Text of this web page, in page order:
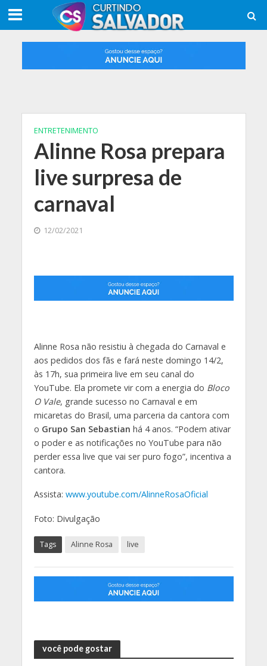
ENTRETENIMENTO
Alinne Rosa prepara
live surpresa de
carnaval
12/02/2021
Alinne Rosa não resistiu à chegada do Carnaval e
aos pedidos dos fãs e fará neste domingo 14/2,
às 17h, sua primeira live em seu canal do
YouTube. Ela promete vir com a energia do Bloco
O Vale, grande sucesso no Carnaval e em
micaretas do Brasil, uma parceria da cantora com
o Grupo San Sebastian há 4 anos. “Podem ativar
o poder e as notificações no YouTube para não
perder essa live que vai ser puro fogo”, incentiva a
cantora.
Assista: www.youtube.com/AlinneRosaOficial
Foto: Divulgação
Tags Alinne Rosa live
você pode gostar